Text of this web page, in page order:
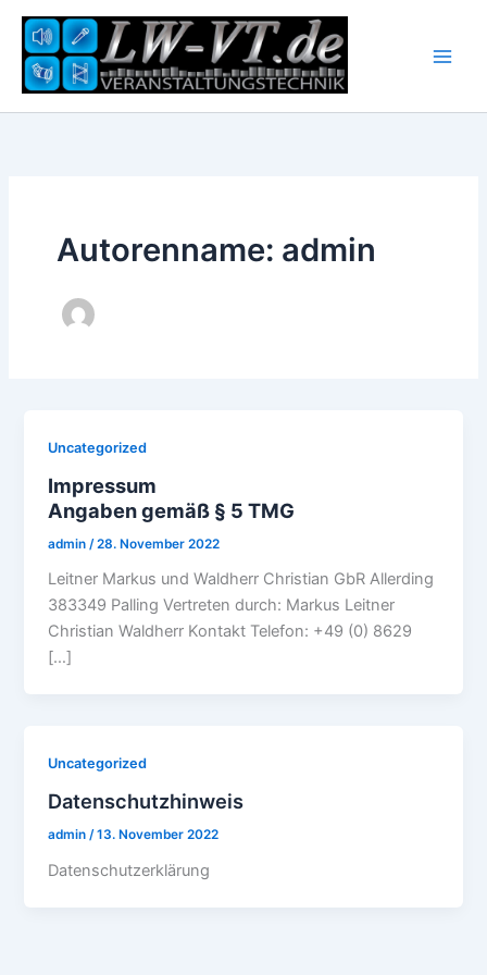
Zum
Inhalt
springen
Autorenname: admin
Uncategorized
Impressum
Angaben gemäß § 5 TMG
admin /28. November 2022
Leitner Markus und Waldherr Christian GbR Allerding
383349 Palling Vertreten durch: Markus Leitner
Christian Waldherr Kontakt Telefon: +49 (0) 8629
[…]
Uncategorized
Datenschutzhinweis
admin/13. November 2022
Datenschutzerklärung